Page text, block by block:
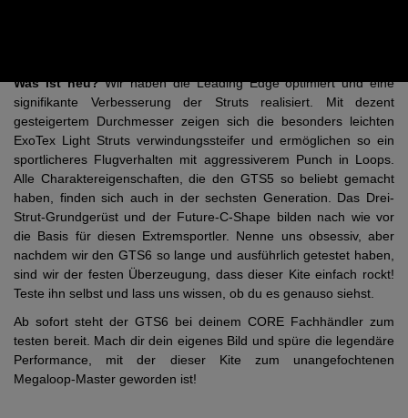
Was ist neu?Wir haben die Leading Edge optimiert und eine
signifikante Verbesserung der Struts realisiert. Mit dezent
gesteigertem Durchmesser zeigen sich die besonders leichten
ExoTex Light Struts verwindungssteifer und ermöglichen so ein
sportlicheres Flugverhalten mit aggressiverem Punch in Loops.
Alle Charaktereigenschaften, die den GTS5 so beliebt gemacht
haben, finden sich auch in der sechsten Generation. Das Drei-
Strut-Grundgerüst und der Future-C-Shape bilden nach wie vor
die Basis für diesen Extremsportler. Nenne uns obsessiv, aber
nachdem wir den GTS6 so lange und ausführlich getestet haben,
sind wir der festen Überzeugung, dass dieser Kite einfach rockt!
Teste ihn selbst und lass uns wissen, ob du es genauso siehst.
Ab sofort steht der GTS6 bei deinem CORE Fachhändler zum
testen bereit. Mach dir dein eigenes Bild und spüre die legendäre
Performance, mit der dieser Kite zum unangefochtenen
Megaloop-Master geworden ist!